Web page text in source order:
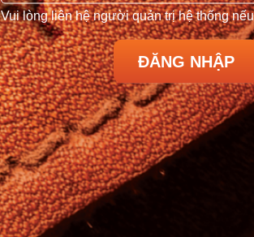
Vui lòng liên hệ người quản trị hệ thống